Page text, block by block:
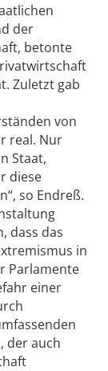
der
betonte
Zuletzt gab
von
real. Nur
Staat,
diese
so Endreß.
dass das
in
Parlamente
einer
der auch